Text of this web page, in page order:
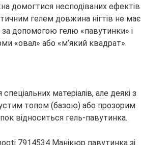
домогтися несподіваних ефектів
гелем довжина нігтів не має
за допомогою гелю «павутинки» і
«овал» або «м’який квадрат».
матеріалів, але деякі з
топом (базою) або прозорим
відноситься гель-павутинка.